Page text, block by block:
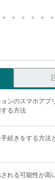
ンのスマホアプ
る方法
続きをする方法
れる可能性が高